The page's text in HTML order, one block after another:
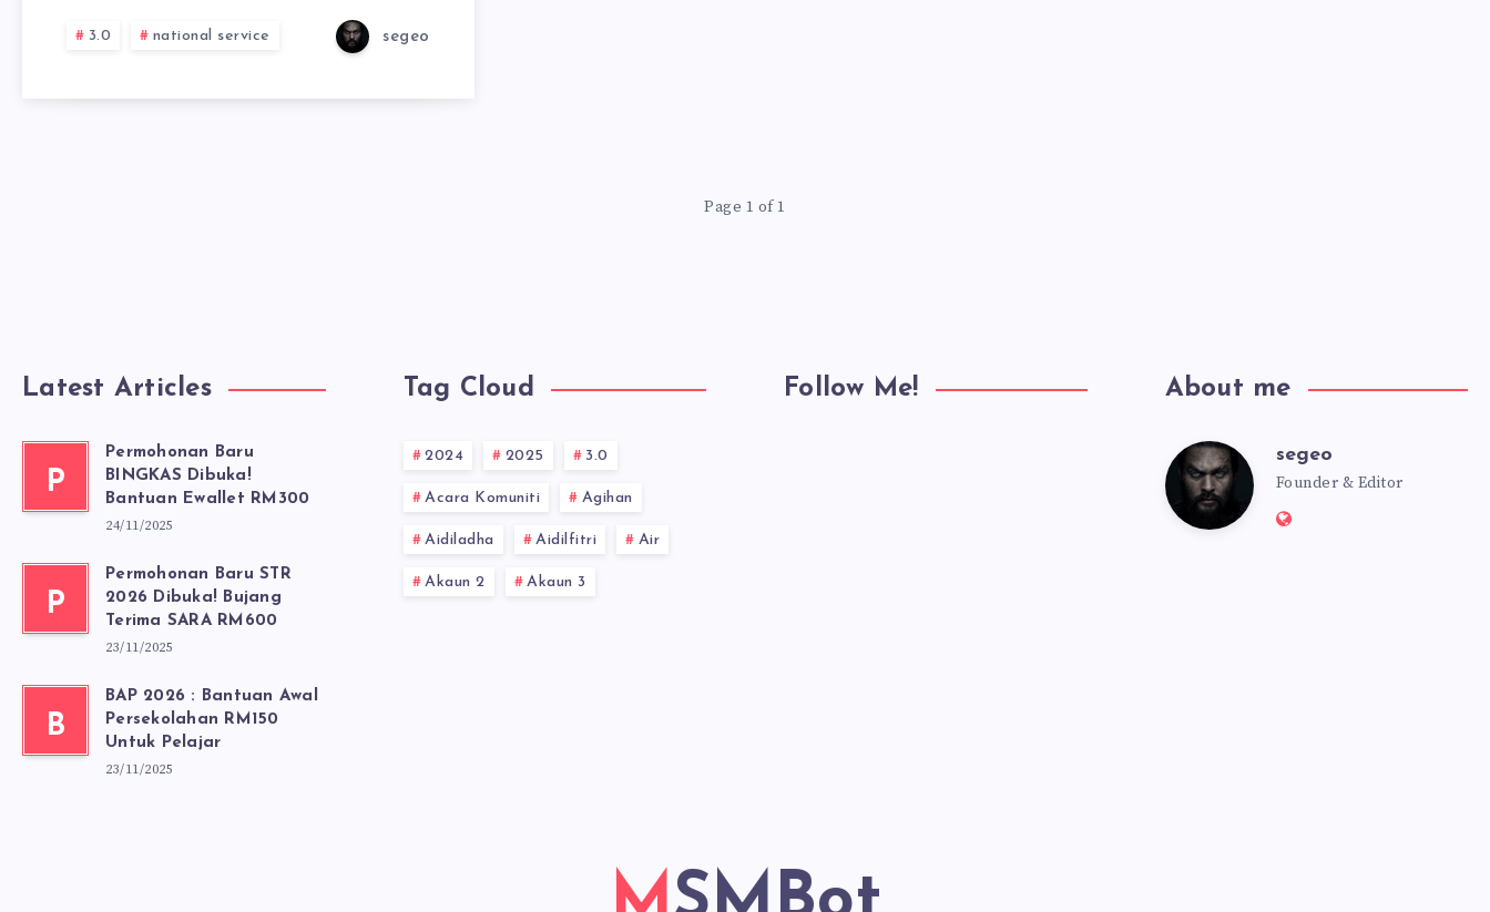
3.0 national service segeo
Page 1 of 1
Latest Articles
P
Permohonan Baru
BINGKAS Dibuka!
Bantuan Ewallet RM300
24/11/2025
P
Permohonan Baru STR
2026 Dibuka! Bujang
Terima SARA RM600
23/11/2025
B
BAP 2026 : Bantuan Awal
Persekolahan RM150
Untuk Pelajar
23/11/2025
Tag Cloud
2024 2025 3.0
Acara Komuniti Agihan
Aidiladha Aidilfitri Air
Akaun 2 Akaun 3
Follow Me! About me
segeo segeo
Founder & Editor
Website: